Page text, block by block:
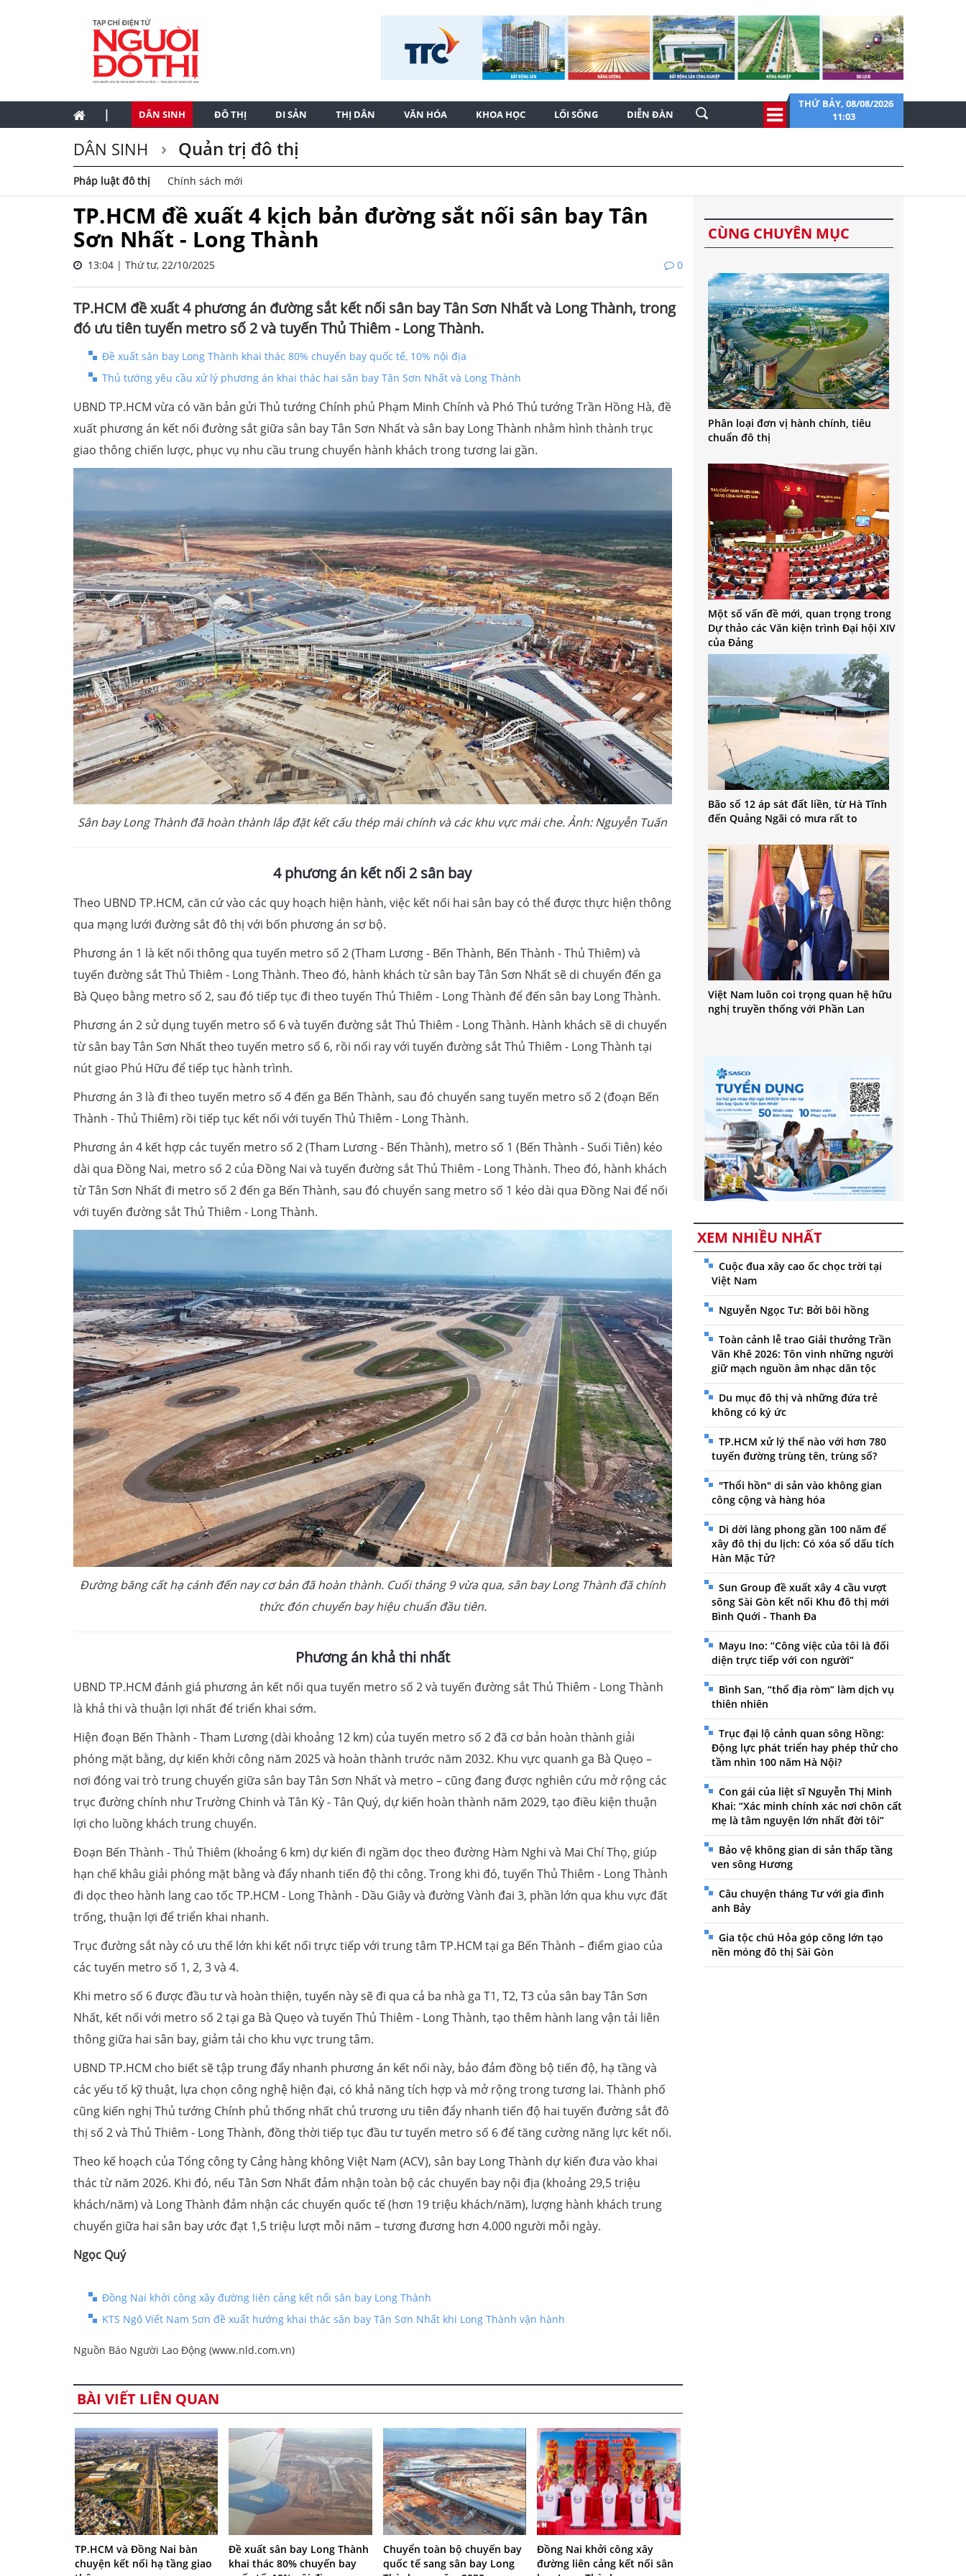
| DÂN SINH ĐÔ THỊ DI SẢN THỊ DÂN VĂN HÓA KHOA HỌC LỐI SỐNG DIỄN ĐÀN
THỨ BẢY, 08/08/2026
11:03
DÂN SINH Quản trị đô thị
Pháp luật đô thị Chính sách mới
TP.HCM đề xuất 4 kịch bản đường sắt nối sân bay Tân
Sơn Nhất - Long Thành
13:04 | Thứ tư, 22/10/2025 0
TP.HCM đề xuất 4 phương án đường sắt kết nối sân bay Tân Sơn Nhất và Long Thành, trong
đó ưu tiên tuyến metro số 2 và tuyến Thủ Thiêm - Long Thành.
Đề xuất sân bay Long Thành khai thác 80% chuyến bay quốc tế, 10% nội địa
Thủ tướng yêu cầu xử lý phương án khai thác hai sân bay Tân Sơn Nhất và Long Thành
UBND TP.HCM vừa có văn bản gửi Thủ tướng Chính phủ Phạm Minh Chính và Phó Thủ tướng Trần Hồng Hà, đề
xuất phương án kết nối đường sắt giữa sân bay Tân Sơn Nhất và sân bay Long Thành nhằm hình thành trục
giao thông chiến lược, phục vụ nhu cầu trung chuyển hành khách trong tương lai gần.
Sân bay Long Thành đã hoàn thành lắp đặt kết cấu thép mái chính và các khu vực mái che. Ảnh: Nguyễn Tuấn
4 phương án kết nối 2 sân bay
Theo UBND TP.HCM, căn cứ vào các quy hoạch hiện hành, việc kết nối hai sân bay có thể được thực hiện thông
qua mạng lưới đường sắt đô thị với bốn phương án sơ bộ.
Phương án 1 là kết nối thông qua tuyến metro số 2 (Tham Lương - Bến Thành, Bến Thành - Thủ Thiêm) và
tuyến đường sắt Thủ Thiêm - Long Thành. Theo đó, hành khách từ sân bay Tân Sơn Nhất sẽ di chuyển đến ga
Bà Quẹo bằng metro số 2, sau đó tiếp tục đi theo tuyến Thủ Thiêm - Long Thành để đến sân bay Long Thành.
Phương án 2 sử dụng tuyến metro số 6 và tuyến đường sắt Thủ Thiêm - Long Thành. Hành khách sẽ di chuyển
từ sân bay Tân Sơn Nhất theo tuyến metro số 6, rồi nối ray với tuyến đường sắt Thủ Thiêm - Long Thành tại
nút giao Phú Hữu để tiếp tục hành trình.
Phương án 3 là đi theo tuyến metro số 4 đến ga Bến Thành, sau đó chuyển sang tuyến metro số 2 (đoạn Bến
Thành - Thủ Thiêm) rồi tiếp tục kết nối với tuyến Thủ Thiêm - Long Thành.
Phương án 4 kết hợp các tuyến metro số 2 (Tham Lương - Bến Thành), metro số 1 (Bến Thành - Suối Tiên) kéo
dài qua Đồng Nai, metro số 2 của Đồng Nai và tuyến đường sắt Thủ Thiêm - Long Thành. Theo đó, hành khách
từ Tân Sơn Nhất đi metro số 2 đến ga Bến Thành, sau đó chuyển sang metro số 1 kéo dài qua Đồng Nai để nối
với tuyến đường sắt Thủ Thiêm - Long Thành.
Đường băng cất hạ cánh đến nay cơ bản đã hoàn thành. Cuối tháng 9 vừa qua, sân bay Long Thành đã chính
thức đón chuyến bay hiệu chuẩn đầu tiên.
Phương án khả thi nhất
UBND TP.HCM đánh giá phương án kết nối qua tuyến metro số 2 và tuyến đường sắt Thủ Thiêm - Long Thành
là khả thi và thuận lợi nhất để triển khai sớm.
Hiện đoạn Bến Thành - Tham Lương (dài khoảng 12 km) của tuyến metro số 2 đã cơ bản hoàn thành giải
phóng mặt bằng, dự kiến khởi công năm 2025 và hoàn thành trước năm 2032. Khu vực quanh ga Bà Quẹo –
nơi đóng vai trò trung chuyển giữa sân bay Tân Sơn Nhất và metro – cũng đang được nghiên cứu mở rộng các
trục đường chính như Trường Chinh và Tân Kỳ - Tân Quý, dự kiến hoàn thành năm 2029, tạo điều kiện thuận
lợi cho luồng khách trung chuyển.
Đoạn Bến Thành - Thủ Thiêm (khoảng 6 km) dự kiến đi ngầm dọc theo đường Hàm Nghi và Mai Chí Thọ, giúp
hạn chế khâu giải phóng mặt bằng và đẩy nhanh tiến độ thi công. Trong khi đó, tuyến Thủ Thiêm - Long Thành
đi dọc theo hành lang cao tốc TP.HCM - Long Thành - Dầu Giây và đường Vành đai 3, phần lớn qua khu vực đất
trống, thuận lợi để triển khai nhanh.
Trục đường sắt này có ưu thế lớn khi kết nối trực tiếp với trung tâm TP.HCM tại ga Bến Thành – điểm giao của
các tuyến metro số 1, 2, 3 và 4.
Khi metro số 6 được đầu tư và hoàn thiện, tuyến này sẽ đi qua cả ba nhà ga T1, T2, T3 của sân bay Tân Sơn
Nhất, kết nối với metro số 2 tại ga Bà Quẹo và tuyến Thủ Thiêm - Long Thành, tạo thêm hành lang vận tải liên
thông giữa hai sân bay, giảm tải cho khu vực trung tâm.
UBND TP.HCM cho biết sẽ tập trung đẩy nhanh phương án kết nối này, bảo đảm đồng bộ tiến độ, hạ tầng và
các yếu tố kỹ thuật, lựa chọn công nghệ hiện đại, có khả năng tích hợp và mở rộng trong tương lai. Thành phố
cũng kiến nghị Thủ tướng Chính phủ thống nhất chủ trương ưu tiên đẩy nhanh tiến độ hai tuyến đường sắt đô
thị số 2 và Thủ Thiêm - Long Thành, đồng thời tiếp tục đầu tư tuyến metro số 6 để tăng cường năng lực kết nối.
Theo kế hoạch của Tổng công ty Cảng hàng không Việt Nam (ACV), sân bay Long Thành dự kiến đưa vào khai
thác từ năm 2026. Khi đó, nếu Tân Sơn Nhất đảm nhận toàn bộ các chuyến bay nội địa (khoảng 29,5 triệu
khách/năm) và Long Thành đảm nhận các chuyến quốc tế (hơn 19 triệu khách/năm), lượng hành khách trung
chuyển giữa hai sân bay ước đạt 1,5 triệu lượt mỗi năm – tương đương hơn 4.000 người mỗi ngày.
Ngọc Quý
Đồng Nai khởi công xây đường liên cảng kết nối sân bay Long Thành
KTS Ngô Viết Nam Sơn đề xuất hướng khai thác sân bay Tân Sơn Nhất khi Long Thành vận hành
Nguồn Báo Người Lao Động (www.nld.com.vn)
BÀI VIẾT LIÊN QUAN
TP.HCM và Đồng Nai bàn
chuyện kết nối hạ tầng giao
Đề xuất sân bay Long Thành
khai thác 80% chuyến bay
Chuyển toàn bộ chuyến bay
quốc tế sang sân bay Long
Đồng Nai khởi công xây
đường liên cảng kết nối sân
CÙNG CHUYÊN MỤC
Phân loại đơn vị hành chính, tiêu
chuẩn đô thị
Một số vấn đề mới, quan trọng trong
Dự thảo các Văn kiện trình Đại hội XIV
của Đảng
Bão số 12 áp sát đất liền, từ Hà Tĩnh
đến Quảng Ngãi có mưa rất to
Việt Nam luôn coi trọng quan hệ hữu
nghị truyền thống với Phần Lan
XEM NHIỀU NHẤT
Cuộc đua xây cao ốc chọc trời tại
Việt Nam
Nguyễn Ngọc Tư: Bởi bôi hồng
Toàn cảnh lễ trao Giải thưởng Trần
Văn Khê 2026: Tôn vinh những người
giữ mạch nguồn âm nhạc dân tộc
Du mục đô thị và những đứa trẻ
không có ký ức
TP.HCM xử lý thế nào với hơn 780
tuyến đường trùng tên, trùng số?
"Thổi hồn" di sản vào không gian
công cộng và hàng hóa
Di dời làng phong gần 100 năm để
xây đô thị du lịch: Có xóa sổ dấu tích
Hàn Mặc Tử?
Sun Group đề xuất xây 4 cầu vượt
sông Sài Gòn kết nối Khu đô thị mới
Bình Quới - Thanh Đa
Mayu Ino: “Công việc của tôi là đối
diện trực tiếp với con người”
Bình San, “thổ địa ròm” làm dịch vụ
thiên nhiên
Trục đại lộ cảnh quan sông Hồng:
Động lực phát triển hay phép thử cho
tầm nhìn 100 năm Hà Nội?
Con gái của liệt sĩ Nguyễn Thị Minh
Khai: “Xác minh chính xác nơi chôn cất
mẹ là tâm nguyện lớn nhất đời tôi”
Bảo vệ không gian di sản thấp tầng
ven sông Hương
Câu chuyện tháng Tư với gia đình
anh Bảy
Gia tộc chú Hỏa góp công lớn tạo
nền móng đô thị Sài Gòn